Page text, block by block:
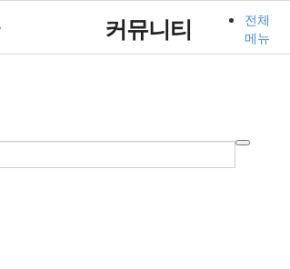
커뮤니티
전체
메뉴